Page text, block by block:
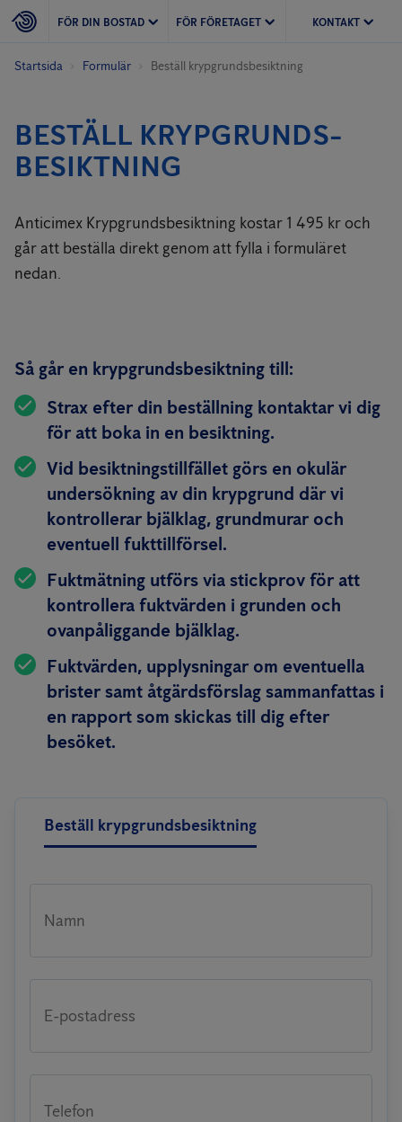
FÖR DIN BOSTAD FÖR FÖRETAGET KONTAKT
Startsida Formulär Beställ krypgrunds­besiktning
BESTÄLL KRYPGRUNDS­
BESIKTNING
Anticimex Krypgrundsbesiktning kostar 1 495 kr och
går att beställa direkt genom att fylla i formuläret
nedan.
Så går en krypgrundsbesiktning till:
Strax efter din beställning kontaktar vi dig
för att boka in en besiktning.
Vid besiktningstillfället görs en okulär
undersökning av din krypgrund där vi
kontrollerar bjälklag, grundmurar och
eventuell fukttillförsel.
Fuktmätning utförs via stickprov för att
kontrollera fuktvärden i grunden och
ovanpåliggande bjälklag.
Fuktvärden, upplysningar om eventuella
brister samt åtgärdsförslag sammanfattas i
en rapport som skickas till dig efter
besöket.
Beställ krypgrundsbesiktning
Namn
E-postadress
Telefon